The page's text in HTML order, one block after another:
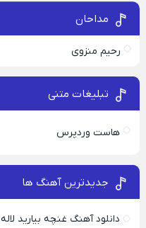
مداحان
رحیم منزوی
تبلیغات متنی
هاست وردپرس
جدیدترین آهنگ ها
دانلود آهنگ غنچه بیارید